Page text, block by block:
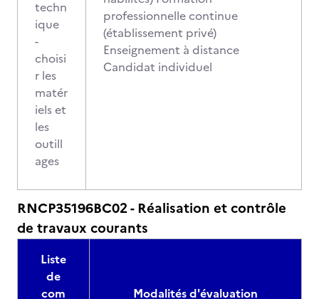
techn
ique
-
choisi
r les
matér
iels et
les
outill
ages
professionnelle continue
(établissement privé)
Enseignement à distance
Candidat individuel
RNCP35196BC02 - Réalisation et contrôle
de travaux courants
Liste
de
com
Modalités d'évaluation